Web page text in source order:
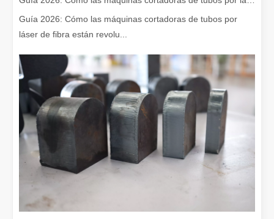
¡Nuestros socios internacionales viajaron miles de millas para
Guía 2026: Cómo las máquinas cortadoras de tubos por
láser de fibra están revolu...